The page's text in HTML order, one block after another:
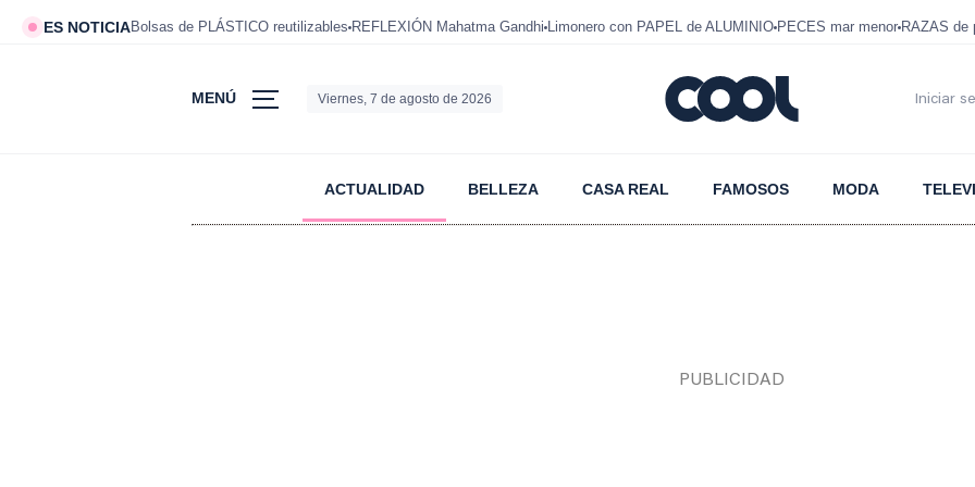
ES NOTICIABolsas de PLÁSTICO reutilizables REFLEXIÓN Mahatma Gandhi Limonero con PAPEL de ALUMINIO PECES mar menor RAZAS de
MENÚ Viernes, 7 de agosto de 2026 Iniciar
ACTUALIDAD BELLEZA CASA REAL FAMOSOS MODA